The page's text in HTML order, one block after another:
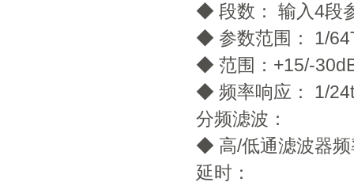
◆ 段数： 输入4段
◆ 参数范围： 1/
◆ 范围：+15/-
◆ 频率响应： 1/
分频滤波：
◆ 高/低通滤波器
延时：